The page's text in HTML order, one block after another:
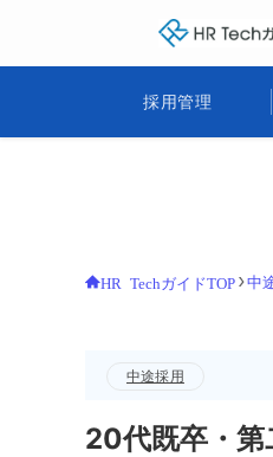
HR Techガイド
採用管理
HR TechガイドTOP 中
中途採用
20代既卒・